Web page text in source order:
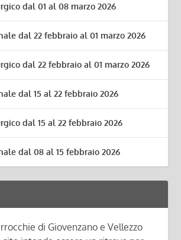
dal 01 al 08 marzo 2026
dal 22 febbraio al 01 marzo 2026
dal 22 febbraio al 01 marzo 2026
dal 15 al 22 febbraio 2026
dal 15 al 22 febbraio 2026
dal 08 al 15 febbraio 2026
di Giovenzano e Vellezzo